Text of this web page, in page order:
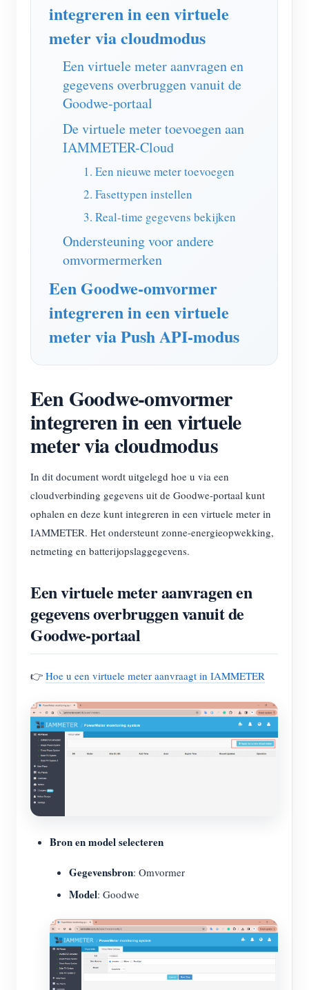
IAMMETER-simulator
Energievoorspellings- en simulatiesysteem
Toepassingen
Energiemonitor voor zonne-PV-systemen
Monitor voor elektriciteitsverbruik
PV-verwarmingsregelsysteem
Domotica
Energiemonitoring voor fabrieken
Winkel
Bronnen
Product snelstart
Documentatie
Tutorialvideo
Community
Contributor Center
IAMMETER-activiteiten
Forum
App Store
Oplossingen
Contact
Over ons
integreren in een virtuele
meter via cloudmodus
Een virtuele meter aanvragen en
gegevens overbruggen vanuit de
Goodwe-portaal
De virtuele meter toevoegen aan
IAMMETER-Cloud
1. Een nieuwe meter toevoegen
2. Fasettypen instellen
3. Real-time gegevens bekijken
Ondersteuning voor andere
omvormermerken
Een Goodwe-omvormer
integreren in een virtuele
meter via Push API-modus
Een Goodwe-omvormer
integreren in een virtuele
meter via cloudmodus
In dit document wordt uitgelegd hoe u via een
cloudverbinding gegevens uit de Goodwe-portaal kunt
ophalen en deze kunt integreren in een virtuele meter in
IAMMETER. Het ondersteunt zonne-energieopwekking,
netmeting en batterijopslaggegevens.
Een virtuele meter aanvragen en
gegevens overbruggen vanuit de
Goodwe-portaal
👉 Hoe u een virtuele meter aanvraagt in IAMMETER
Bron en model selecteren
Gegevensbron: Omvormer
Model: Goodwe